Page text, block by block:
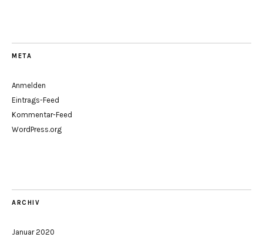
META
Anmelden
Eintrags-Feed
Kommentar-Feed
WordPress.org
ARCHIV
Januar 2020